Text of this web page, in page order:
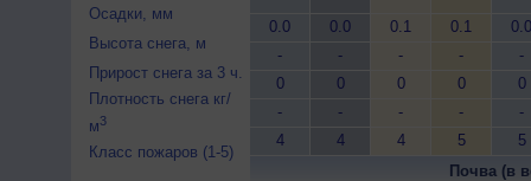
Осадки, мм
Высота снега, м
Прирост снега за 3 ч.
Плотность снега кг/
м3
Класс пожаров (1-5)
0.0
-
0
-
4
0.0
-
0
-
4
0.1
-
0
-
4
0.1
-
0
-
5
0.0
-
0
-
5
Почва (в